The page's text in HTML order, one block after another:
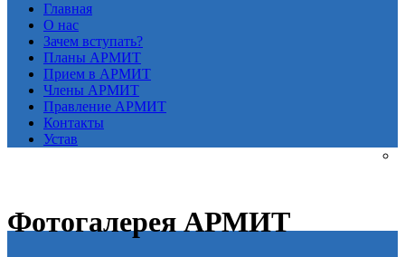
Главная
О нас
Зачем вступать?
Планы АРМИТ
Прием в АРМИТ
Члены АРМИТ
Правление АРМИТ
Контакты
Устав
Фотогалерея АРМИТ